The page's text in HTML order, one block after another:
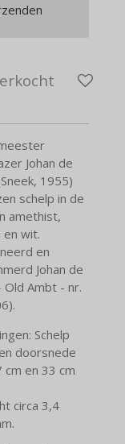
Johan de
1955)
schelp in de
amethist,
en wit.
en
Johan de
Old Ambt - nr.
Schelp
doorsnede
cm en 33 cm
circa 3,4